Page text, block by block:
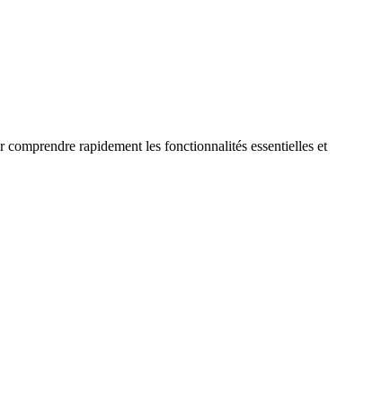
rapidement les fonctionnalités essentielles et